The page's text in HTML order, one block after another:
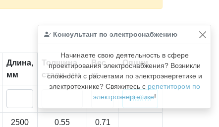
Консультант по электроснабжению
Начинаете свою деятельность в сфере
проектирования электроснабжения? Возникли
сложности с расчетами по электроэнергетике и
электротехнике? Свяжитесь с репетитором по
электроэнергетике!
Длина,
мм
Толщина
стали, мм
Вес,
кг
Опции
2500 0.55 0.71